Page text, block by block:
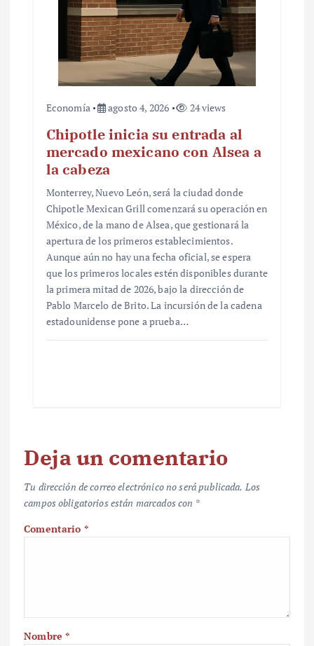
Economía agosto 4, 2026 24 views
Chipotle inicia su entrada al
mercado mexicano con Alsea a
la cabeza
Monterrey, Nuevo León, será la ciudad donde
Chipotle Mexican Grill comenzará su operación en
México, de la mano de Alsea, que gestionará la
apertura de los primeros establecimientos.
Aunque aún no hay una fecha oficial, se espera
que los primeros locales estén disponibles durante
la primera mitad de 2026, bajo la dirección de
Pablo Marcelo de Brito. La incursión de la cadena
estadounidense pone a prueba…
Deja un comentario
Tu dirección de correo electrónico no será publicada. Los
campos obligatorios están marcados con *
Comentario *
Nombre*